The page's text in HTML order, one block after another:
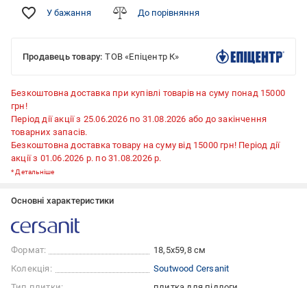
У бажання До порівняння
Продавець товару: ТОВ «Епіцентр К»
Безкоштовна доставка при купівлі товарів на суму понад 15000
грн!
Період дії акції з 25.06.2026 по 31.08.2026 або до закінчення
товарних запасів.
Безкоштовна доставка товару на суму від 15000 грн! Період дії
акції з 01.06.2026 р. по 31.08.2026 р.
*Детальніше
Основні характеристики
Формат:
18,5x59,8 см
Колекція:
Soutwood Cersanit